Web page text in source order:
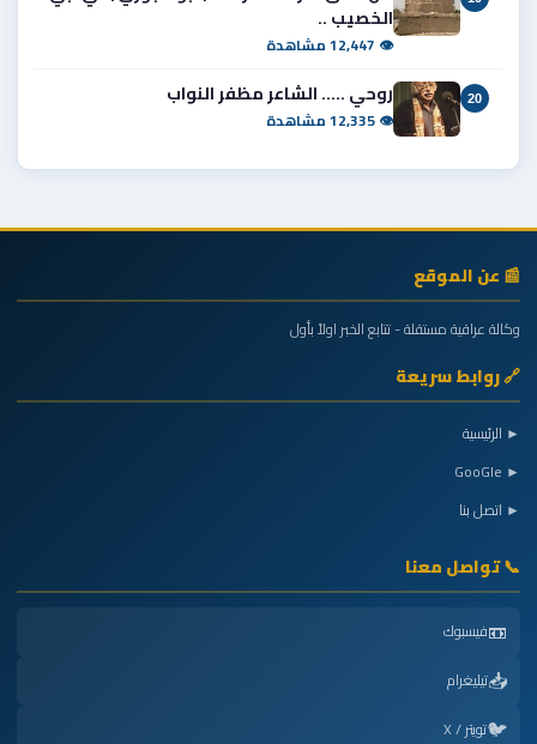
الخصيب ..
👁 12,447 مشاهدة
20 روحي ..... الشاعر مظفر النواب
👁 12,335 مشاهدة
📰 عن الموقع
وكالة عراقية مستقلة - تتابع الخبر اولاً بأول
🔗 روابط سريعة
► الرئيسية
► GooGle
► اتصل بنا
📞 تواصل معنا
📼فيسبوك
📥تيليغرام
🐦تويتر / X